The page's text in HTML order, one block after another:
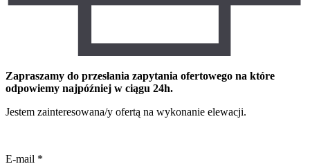
Zapraszamy do przesłania zapytania ofertowego na które
odpowiemy najpóźniej w ciągu 24h.
Jestem zainteresowana/y ofertą na wykonanie elewacji.
E-mail *